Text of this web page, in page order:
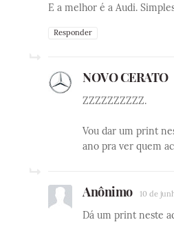
E a melhor é a Audi.
Responder
NOVO CERATO
ZZZZZZZZZZ.
Vou dar um print
ano pra ver quem
Anônimo 10 de
Dá um print neste